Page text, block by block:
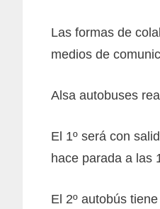
Las formas de
medios de
Alsa autobuses
El 1º será con
hace parada a las
El 2º autobús